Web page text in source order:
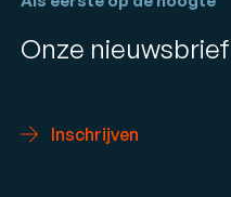
Onze nieuwsbrief
Inschrijven